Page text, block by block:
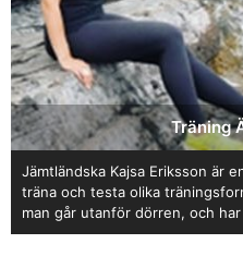
Träning
Jämtländska Kajsa Eriksson är
träna och testa olika
man går utanför dörren, och